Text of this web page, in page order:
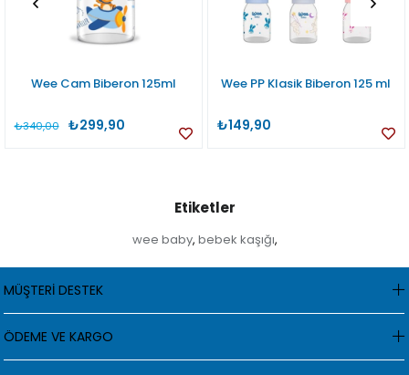
Wee Cam Biberon 125ml
₺299,90
₺340,00
Wee PP Klasik Biberon 125 ml
₺149,90
Etiketler
wee baby, bebek kaşığı,
MÜŞTERİ DESTEK
ÖDEME VE KARGO